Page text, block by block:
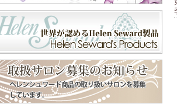
軽減するシャンプ
ー😍⁡ ⁡スリッカー
は、軽く使いやす
くで⁡ ピン長めのタ
イプだから、頭用
♪⁡ ‎˖٭ .‎˖٭ .‎˖٭ .‎˖٭ .‎˖٭
.‎˖٭ .‎˖٭ .‎˖٭ .‎˖٭ .‎˖٭‎˖٭
.‎˖٭ .‎˖٭ .‎˖٭ .‎˖٭ .‎˖٭ .‎˖
٭ .‎˖٭ .‎˖٭ ありがと
ゆる作業🖐️ 飲食店
や家庭での食器洗
い洗剤や消毒剤等
の刺激から手肌を
守ってくれます😊
美容師やトリマー
などよくシャンプ
ーをする手肌にも
おすすめ😌 嫌な臭